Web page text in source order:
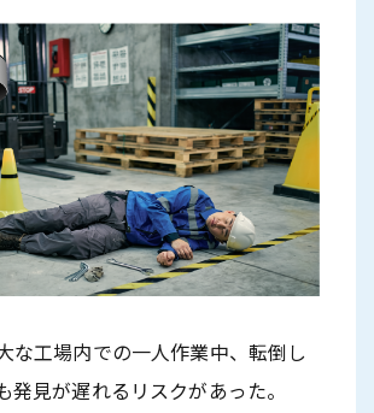
な工場内での一人作業中、転倒し
発見が遅れるリスクがあった。